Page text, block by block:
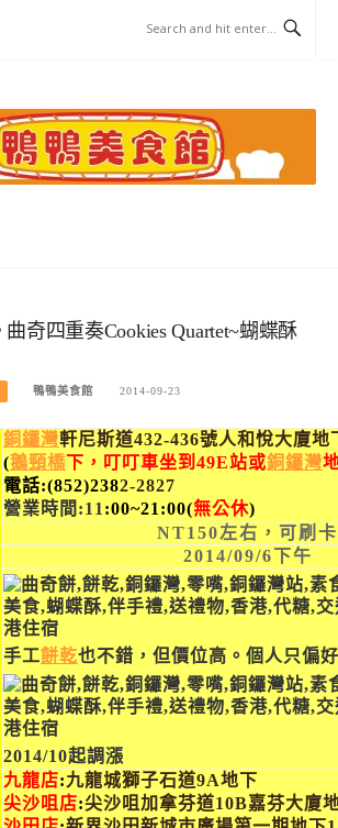
奇四重奏Cookies Quartet~蝴蝶酥
鴨鴨美食館 2014-09-23
銅鑼灣軒尼斯道432-436號人和悅大廈地
(鵝頸橋下，叮叮車坐到49E站或銅鑼灣
電話:(852)2382-2827
營業時間 :11 :00~21:00(無公休)
NT150左右，可刷卡
2014/09/6下午
手工餅乾也不錯，但價位高。個人只偏好
2014/10起調漲
九龍店:九龍城獅子石道9A地下
尖沙咀店:尖沙咀加拿芬道10B嘉芬大廈